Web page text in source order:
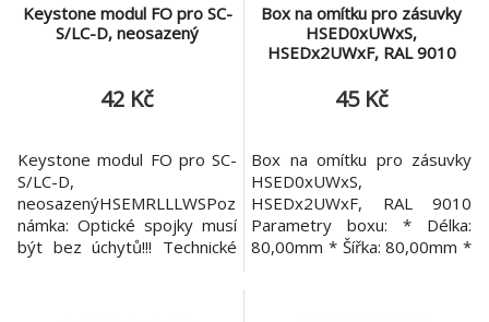
Keystone modul FO pro SC-
S/LC-D, neosazený
42 Kč
Keystone modul FO pro SC-
S/LC-D,
neosazenýHSEMRLLLWSPoz
námka: Optické spojky musí
být bez úchytů!!! Technické
Box na omítku pro zásuvky
HSED0xUWxS,
HSEDx2UWxF, RAL 9010
45 Kč
Box na omítku pro zásuvky
HSED0xUWxS,
HSEDx2UWxF, RAL 9010
Parametry boxu: * Délka:
80,00mm * Šířka: 80,00mm *